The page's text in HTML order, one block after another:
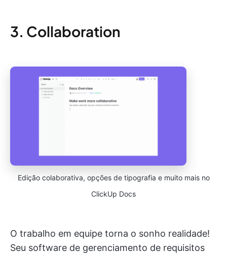
3. Collaboration
Edição colaborativa, opções de tipografia e muito mais no
ClickUp Docs
O trabalho em equipe torna o sonho realidade!
Seu software de gerenciamento de requisitos